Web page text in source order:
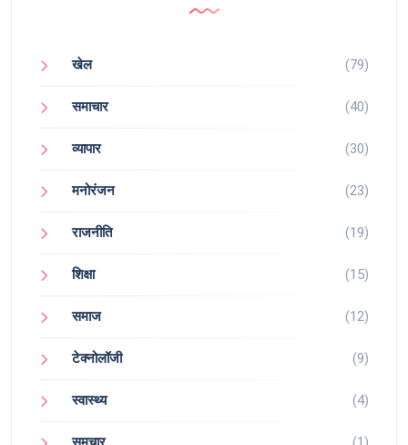
खेल (79)
समाचार (40)
व्यापार (30)
मनोरंजन (23)
राजनीति (19)
शिक्षा (15)
समाज (12)
टेक्नोलॉजी (9)
स्वास्थ्य (4)